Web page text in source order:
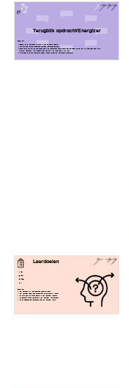
Bepaal welke voorkennis relevant is voor de nieuwe lesstof.
Ontwerp een terugblik-opdracht die deze voorkennis activeert.
Soms helpt het om de leerlingen even in de kunststand (gerelateerd aan de inhoud van de les) te krijgen door een korte
starter/ energizer. Kort grappig filpje/ een poll/ of fysiek post-it wall etc.
Overweeg of en hoe thuistalen ingezet kunnen worden om voorkennis te activeren.
Terugblik opdracht/Energizer
Leerdoelen
R
T1
T2
I
Checklist:
Het leerdoel is in leerlingentaal geformuleerd.
Het leerdoel geeft een omschrijving van de context (inhoud).
Er wordt een werkwoord gebruikt in het leerdoel (gedrag).
De condities worden weergeven in het leerdoel (voorwaarden).
Er zijn succescriteria gekoppeld aan het leerdoel (norm).